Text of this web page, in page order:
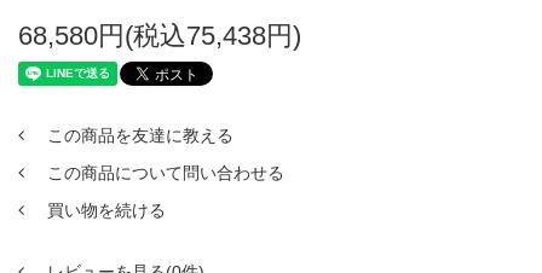
68,580円(税込75,438円)
この商品を友達に教える
この商品について問い合わせる
買い物を続ける